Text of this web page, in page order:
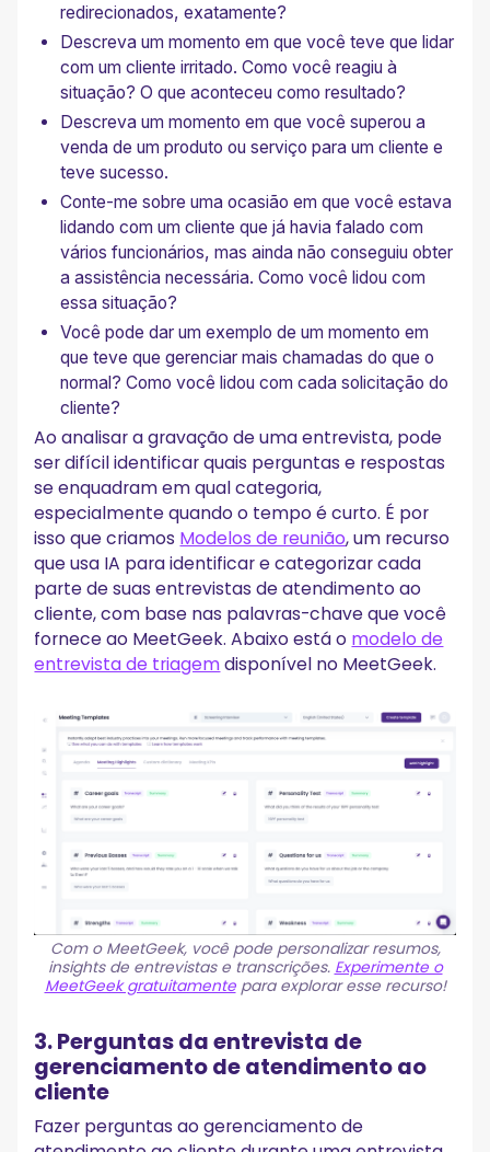
redirecionados, exatamente?
Descreva um momento em que você teve que lidar
com um cliente irritado. Como você reagiu à
situação? O que aconteceu como resultado?
Descreva um momento em que você superou a
venda de um produto ou serviço para um cliente e
teve sucesso.
Conte-me sobre uma ocasião em que você estava
lidando com um cliente que já havia falado com
vários funcionários, mas ainda não conseguiu obter
a assistência necessária. Como você lidou com
essa situação?
Você pode dar um exemplo de um momento em
que teve que gerenciar mais chamadas do que o
normal? Como você lidou com cada solicitação do
cliente?
Ao analisar a gravação de uma entrevista, pode
ser difícil identificar quais perguntas e respostas
se enquadram em qual categoria,
especialmente quando o tempo é curto. É por
isso que criamos Modelos de reunião, um recurso
que usa IA para identificar e categorizar cada
parte de suas entrevistas de atendimento ao
cliente, com base nas palavras-chave que você
fornece ao MeetGeek. Abaixo está o modelo de
entrevista de triagemdisponível no MeetGeek.
Com o MeetGeek, você pode personalizar resumos,
insights de entrevistas e transcrições. Experimente o
MeetGeek gratuitamentepara explorar esse recurso!
3. Perguntas da entrevista de
gerenciamento de atendimento ao
cliente
Fazer perguntas ao gerenciamento de